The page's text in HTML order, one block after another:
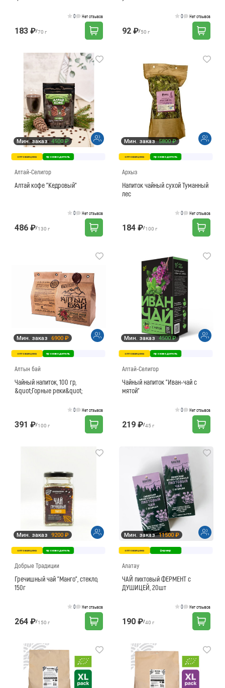
0 Нет отзывов
183 ₽/70 г
0 Нет отзывов
92 ₽/50 г
Мин. заказ 4500 ₽
оптовая цена производитель
Алтай-Селигор
Алтай кофе "Кедровый"
0 Нет отзывов
486 ₽/130 г
Мин. заказ 5800 ₽
оптовая цена производитель
Архыз
Напиток чайный сухой Туманный
лес
0 Нет отзывов
184 ₽/100 г
Мин. заказ 6900 ₽
оптовая цена производитель
Алтын бай
Чайный напиток, 100 гр,
&quot;Горные реки&quot;
0 Нет отзывов
391 ₽/100 г
Мин. заказ 4500 ₽
оптовая цена производитель
Алтай-Селигор
Чайный напиток "Иван-чай с
мятой"
0 Нет отзывов
219 ₽/45 г
Мин. заказ 9200 ₽
оптовая цена производитель
Добрые Традиции
Гречишный чай "Манго", стекло,
150г
0 Нет отзывов
264 ₽/150 г
Мин. заказ 11500 ₽
оптовая цена фермер
Алатау
ЧАЙ пихтовый ФЕРМЕНТ с
ДУШИЦЕЙ, 20шт
0 Нет отзывов
190 ₽/40 г